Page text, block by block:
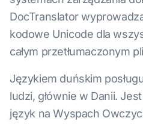
DocTranslator
kodowe Unicode dla
całym przetłumaczonym
Językiem duńskim
ludzi, głównie w Danii.
język na Wyspach